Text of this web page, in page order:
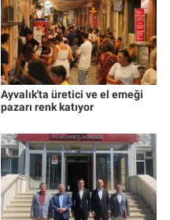
Ayvalık'ta üretici ve el emeği
pazarı renk katıyor